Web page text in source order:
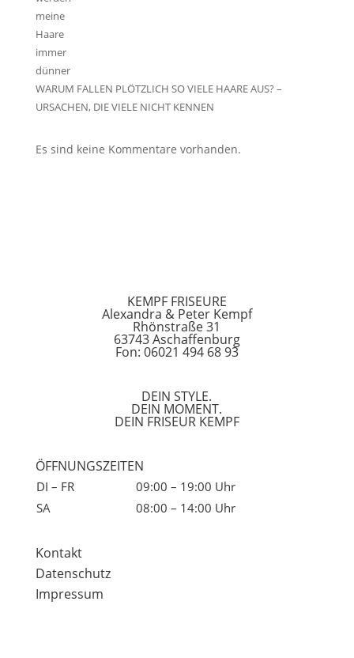
WARUM FALLEN PLÖTZLICH SO VIELE HAARE AUS? –
URSACHEN, DIE VIELE NICHT KENNEN
Es sind keine Kommentare vorhanden.
KEMPF FRISEURE
Alexandra & Peter Kempf
Rhönstraße 31
63743 Aschaffenburg
Fon: 06021 494 68 93
DEIN STYLE.
DEIN MOMENT.
DEIN FRISEUR KEMPF
ÖFFNUNGSZEITEN
DI – FR
09:00 – 19:00 Uhr
SA
08:00 – 14:00 Uhr
Kontakt
Datenschutz
Impressum